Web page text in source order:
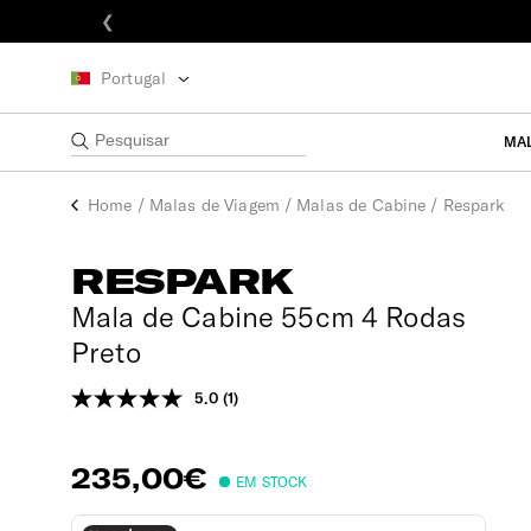
❮
Portugal
Home / Malas de Viagem / Malas de Cabine / Respark
RESPARK
Mala de Cabine 55cm 4 Rodas
Preto
5.0 Leu
para
mesma
(1)
235,00€ EM STOCK